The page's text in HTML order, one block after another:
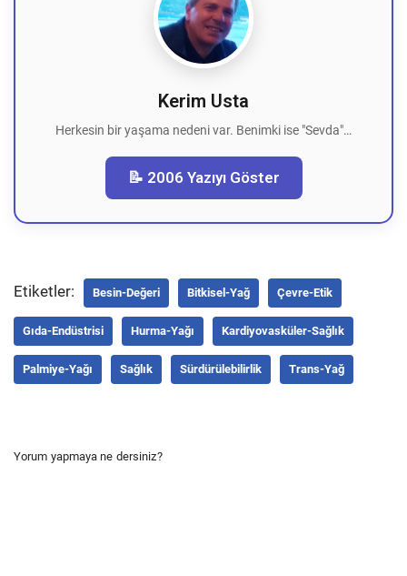
Kerim Usta
Herkesin bir yaşama nedeni var. Benimki ise "Sevda"…
📝 2006 Yazıyı Göster
Etiketler: Besin-Değeri Bitkisel-Yağ Çevre-Etik
Gıda-Endüstrisi Hurma-Yağı Kardiyovasküler-Sağlık
Palmiye-Yağı Sağlık Sürdürülebilirlik Trans-Yağ
Yorum yapmaya ne dersiniz?